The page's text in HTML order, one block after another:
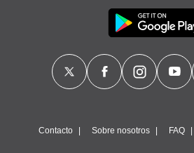
Contacto Sobre nosotros FAQ